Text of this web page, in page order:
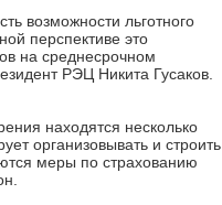
возможности льготного
перспективе это
на среднесрочном
РЭЦ Никита Гусаков.
находятся несколько
организовывать и строить
меры по страхованию